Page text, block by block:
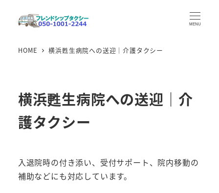
MENU
HOME 横浜甦生病院への送迎｜介護タクシー
横浜甦生病院への送迎｜介
護タクシー
入退院時の付き添い、受付サポート、院内移動の
補助などにも対応しています。